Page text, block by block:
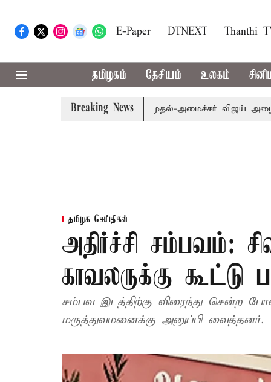
E-Paper DTNEXT Thanthi
தமிழகம் தேசியம் உலகம்
Breaking News
எம்.பி.க்கள் கூட்டத்துக்கு முதல்-அமைச்சர் விஜய் அழைப்பு
தமிழக செய்திகள்
அதிர்ச்சி சம்பவம்:
காவலருக்கு கூட்டு
சம்பவ இடத்திற்கு விரைந்து சென்ற
மருத்துவமனைக்கு அனுப்பி வைத்தனர்.